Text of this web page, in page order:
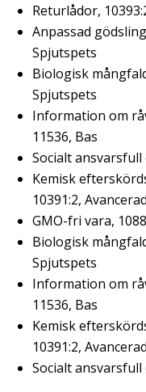
Returlådor,
Anpassad
Spjutspets
Biologisk
Spjutspets
Information om
11536, Bas
Socialt ansvarsfull
Kemisk
10391:2, Avancerad
GMO-fri vara,
Biologisk
Spjutspets
Information om
11536, Bas
Kemisk
10391:2, Avancerad
Socialt ansvarsfull